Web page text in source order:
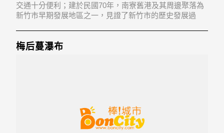
交通十分便利；建於民國70年，南寮舊港及其周邊聚落為
新竹市早期發展地區之一，見證了新竹市的歷史發展過
十二勝，並有『南寮歸帆』雅稱。
梅后蔓瀑布